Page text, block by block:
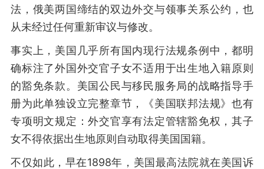
法，俄美两国缔结的双边外交与领事关系公约，也
从未经过任何重新审议与修改。
事实上，美国几乎所有国内现行法规条例中，都明
确标注了外国外交官子女不适用于出生地入籍原则
的豁免条款。美国公民与移民服务局的战略指导手
册为此单独设立完整章节，《美国联邦法规》也有
专项明文规定：外交官享有法定管辖豁免权，其子
女不得依据出生地原则自动取得美国国籍。
不仅如此，早在1898年，美国最高法院就在美国诉